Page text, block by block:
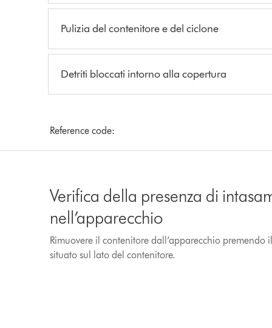
Pulizia del contenitore e del ciclone
Detriti bloccati intorno alla copertura
Reference code:
Verifica della presenza di
nell’apparecchio
Rimuovere il contenitore dall’apparecchio premendo
situato sul lato del contenitore.